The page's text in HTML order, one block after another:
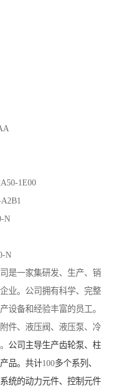
1E00
N
N
是一家集研发、生产、销
业。公司拥有科学、完整
设备和经验丰富的员工。
件、液压阀、液压泵、冷
公司主导生产齿轮泵、柱
品。共计100多个系列、
统的动力元件、控制元件